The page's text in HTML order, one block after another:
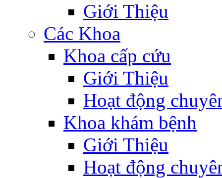
Giới Thiệu
Các Khoa
Khoa cấp cứu
Giới Thiệu
Hoạt động
Khoa khám bệnh
Giới Thiệu
Hoạt động